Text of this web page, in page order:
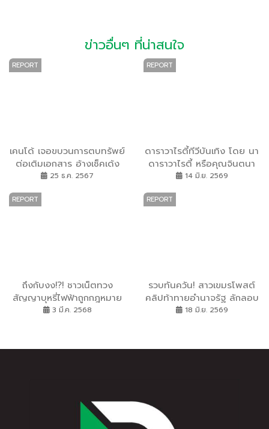
ข่าวอื่นๆ ที่น่าสนใจ
REPORT
เคนโด้ เจอขบวนการตบทรัพย์
ต่อเติมเอกสาร อ้างเช็คเด้ง
สุดท้ายกรรโชกทรัพย์
25 ธ.ค. 2567
REPORT
ดาราวาไรตี้ทีวีบันเทิง โดย นา
ดาราวาไรตี้ หรือคุณจินตนา
เมธากิตติพร ประธานบริหาร
ด้วย ดร.กู้ ท่าน้ำนนท์ จัดงาน
14 มิ.ย. 2569
REPORT
ถึงกับงง!?! ชาวเน็ตทวง
สัญญาบุหรี่ไฟฟ้าถูกกฎหมาย
จาก ”นายกฯ อิ๊งค์” เพจ
ที่เคยเซย์เยสในวันนั้น สู่การ
รัฐมนตรี
3 มี.ค. 2568
REPORT
รวบทันควัน! สาวเขมรโพสต์
คลิปท้าทายอำนาจรัฐ ลักลอบ
เข้าเมืองทางช่องทาง
ตม.ปทุมธานี แกะรอยรวบคาที่
18 มิ.ย. 2569